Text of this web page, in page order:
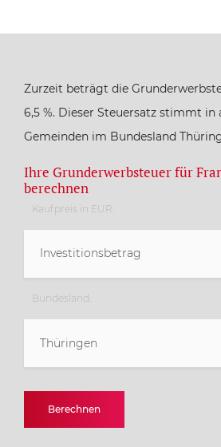
Zurzeit beträgt die
6,5 %. Dieser Steuersatz stimmt in
Gemeinden im Bundesland
Ihre Grunderwerbsteuer für
berechnen
Kaufpreis in EUR:
Bundesland:
Thüringen
Baden-Württemberg
Berechnen